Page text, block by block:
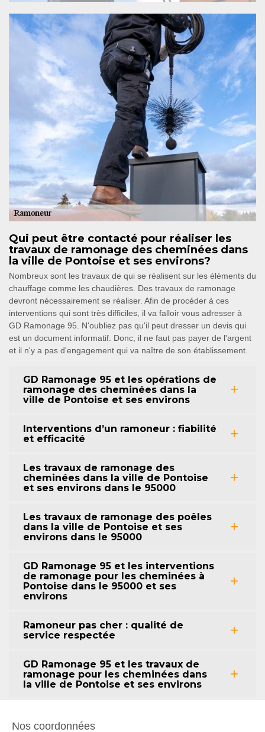
Qui peut être contacté pour réaliser les
travaux de ramonage des cheminées dans
la ville de Pontoise et ses environs?
Nombreux sont les travaux de qui se réalisent sur les éléments du
chauffage comme les chaudières. Des travaux de ramonage
devront nécessairement se réaliser. Afin de procéder à ces
interventions qui sont très difficiles, il va falloir vous adresser à
GD Ramonage 95. N'oubliez pas qu'il peut dresser un devis qui
est un document informatif. Donc, il ne faut pas payer de l'argent
et il n'y a pas d'engagement qui va naître de son établissement.
GD Ramonage 95 et les opérations de
ramonage des cheminées dans la
ville de Pontoise et ses environs
Interventions d’un ramoneur : fiabilité
et efficacité
Les travaux de ramonage des
cheminées dans la ville de Pontoise
et ses environs dans le 95000
Les travaux de ramonage des poêles
dans la ville de Pontoise et ses
environs dans le 95000
GD Ramonage 95 et les interventions
de ramonage pour les cheminées à
Pontoise dans le 95000 et ses
environs
Ramoneur pas cher : qualité de
service respectée
GD Ramonage 95 et les travaux de
ramonage pour les cheminées dans
la ville de Pontoise et ses environs
Nos coordonnées